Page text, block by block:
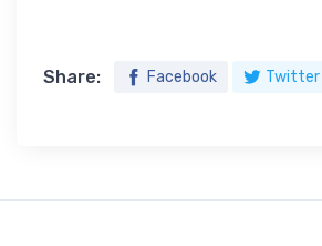
Share: Facebook Twitter